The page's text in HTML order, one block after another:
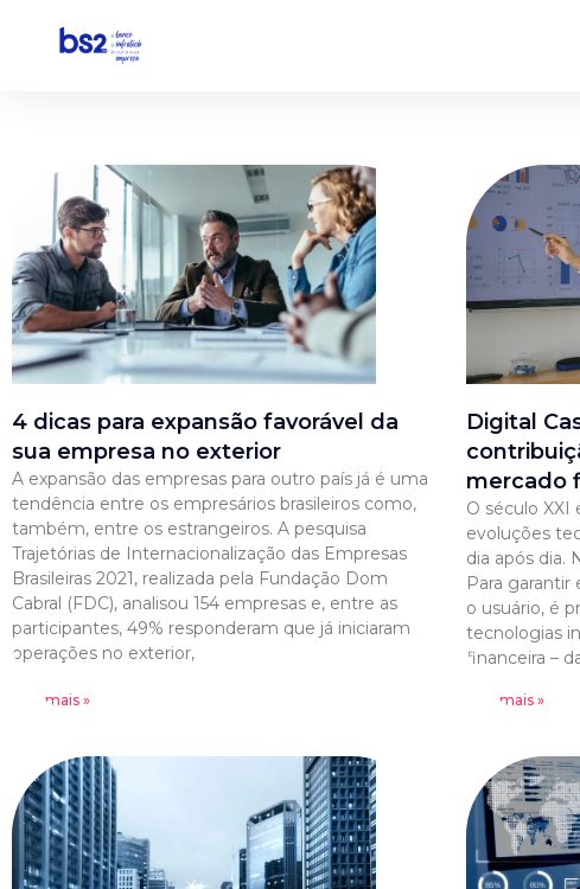
conteúdo
4 dicas para expansão favorável da
sua empresa no exterior
A expansão das empresas para outro país já é uma
tendência entre os empresários brasileiros como,
também, entre os estrangeiros. A pesquisa
Trajetórias de Internacionalização das Empresas
Brasileiras 2021, realizada pela Fundação Dom
Cabral (FDC), analisou 154 empresas e, entre as
participantes, 49% responderam que já iniciaram
operações no exterior,
Leia mais »
Digital
mercado
O século XXI
evoluções
dia após dia.
Para garantir
o usuário, é
tecnologias
financeira –
Leia mais »